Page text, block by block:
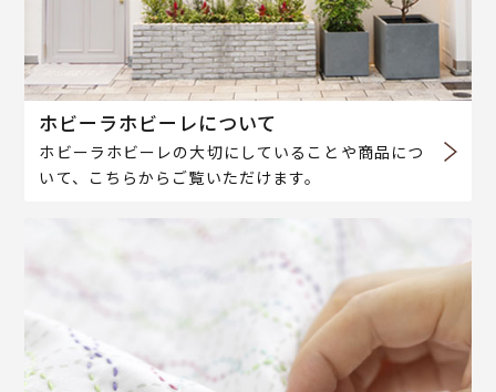
ホビーラホビーレについて
ホビーラホビーレの大切にしていることや商品につ
いて、こちらからご覧いただけます。